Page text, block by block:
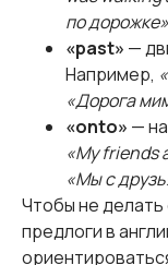
по дорожке»
«past» —
Например,
«Дорога
«onto» —
«My friends
«Мы с
Чтобы не
предлоги в